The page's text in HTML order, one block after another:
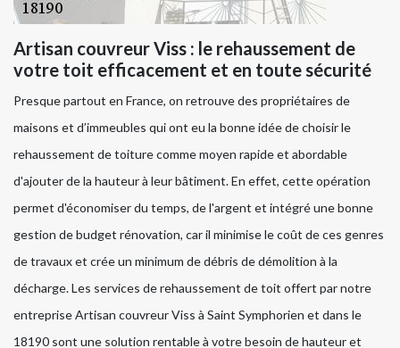
Artisan couvreur Viss : le rehaussement de
votre toit efficacement et en toute sécurité
Presque partout en France, on retrouve des propriétaires de
maisons et d’immeubles qui ont eu la bonne idée de choisir le
rehaussement de toiture comme moyen rapide et abordable
d'ajouter de la hauteur à leur bâtiment. En effet, cette opération
permet d'économiser du temps, de l'argent et intégré une bonne
gestion de budget rénovation, car il minimise le coût de ces genres
de travaux et crée un minimum de débris de démolition à la
décharge. Les services de rehaussement de toit offert par notre
entreprise Artisan couvreur Viss à Saint Symphorien et dans le
18190 sont une solution rentable à votre besoin de hauteur et